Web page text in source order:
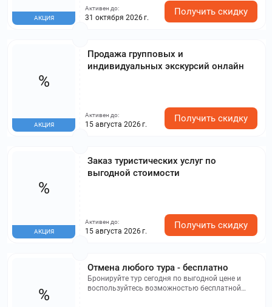
АКЦИЯ
Активен до:
31 октября 2026 г.
Получить скидку
Продажа групповых и
индивидуальных экскурсий онлайн
%
АКЦИЯ
Активен до:
15 августа 2026 г.
Получить скидку
Заказ туристических услуг по
выгодной стоимости
%
АКЦИЯ
Активен до:
15 августа 2026 г.
Получить скидку
Отмена любого тура - бесплатно
Бронируйте тур сегодня по выгодной цене и
воспользуйтесь возможностью бесплатной
%